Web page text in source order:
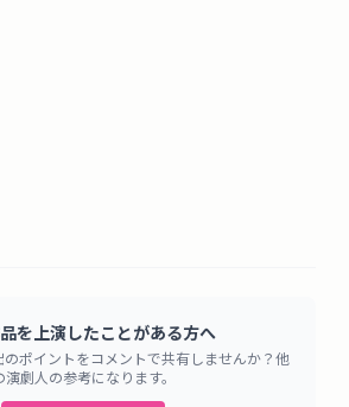
を上演したことがある方へ
のポイントをコメントで共有しませんか？他
演劇人の参考になります。